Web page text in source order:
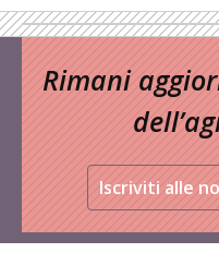
Rimani
Iscriviti alle